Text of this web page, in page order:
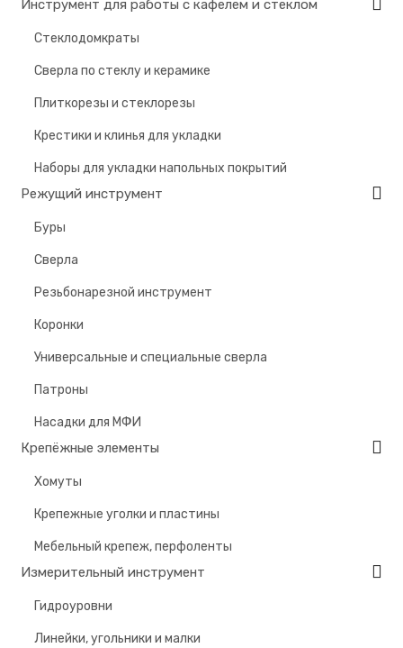
Инструмент для работы с кафелем и стеклом
Стеклодомкраты
Сверла по стеклу и керамике
Плиткорезы и стеклорезы
Крестики и клинья для укладки
Наборы для укладки напольных покрытий
Режущий инструмент
Буры
Сверла
Резьбонарезной инструмент
Коронки
Универсальные и специальные сверла
Патроны
Насадки для МФИ
Крепёжные элементы
Хомуты
Крепежные уголки и пластины
Мебельный крепеж, перфоленты
Измерительный инструмент
Гидроуровни
Линейки, угольники и малки